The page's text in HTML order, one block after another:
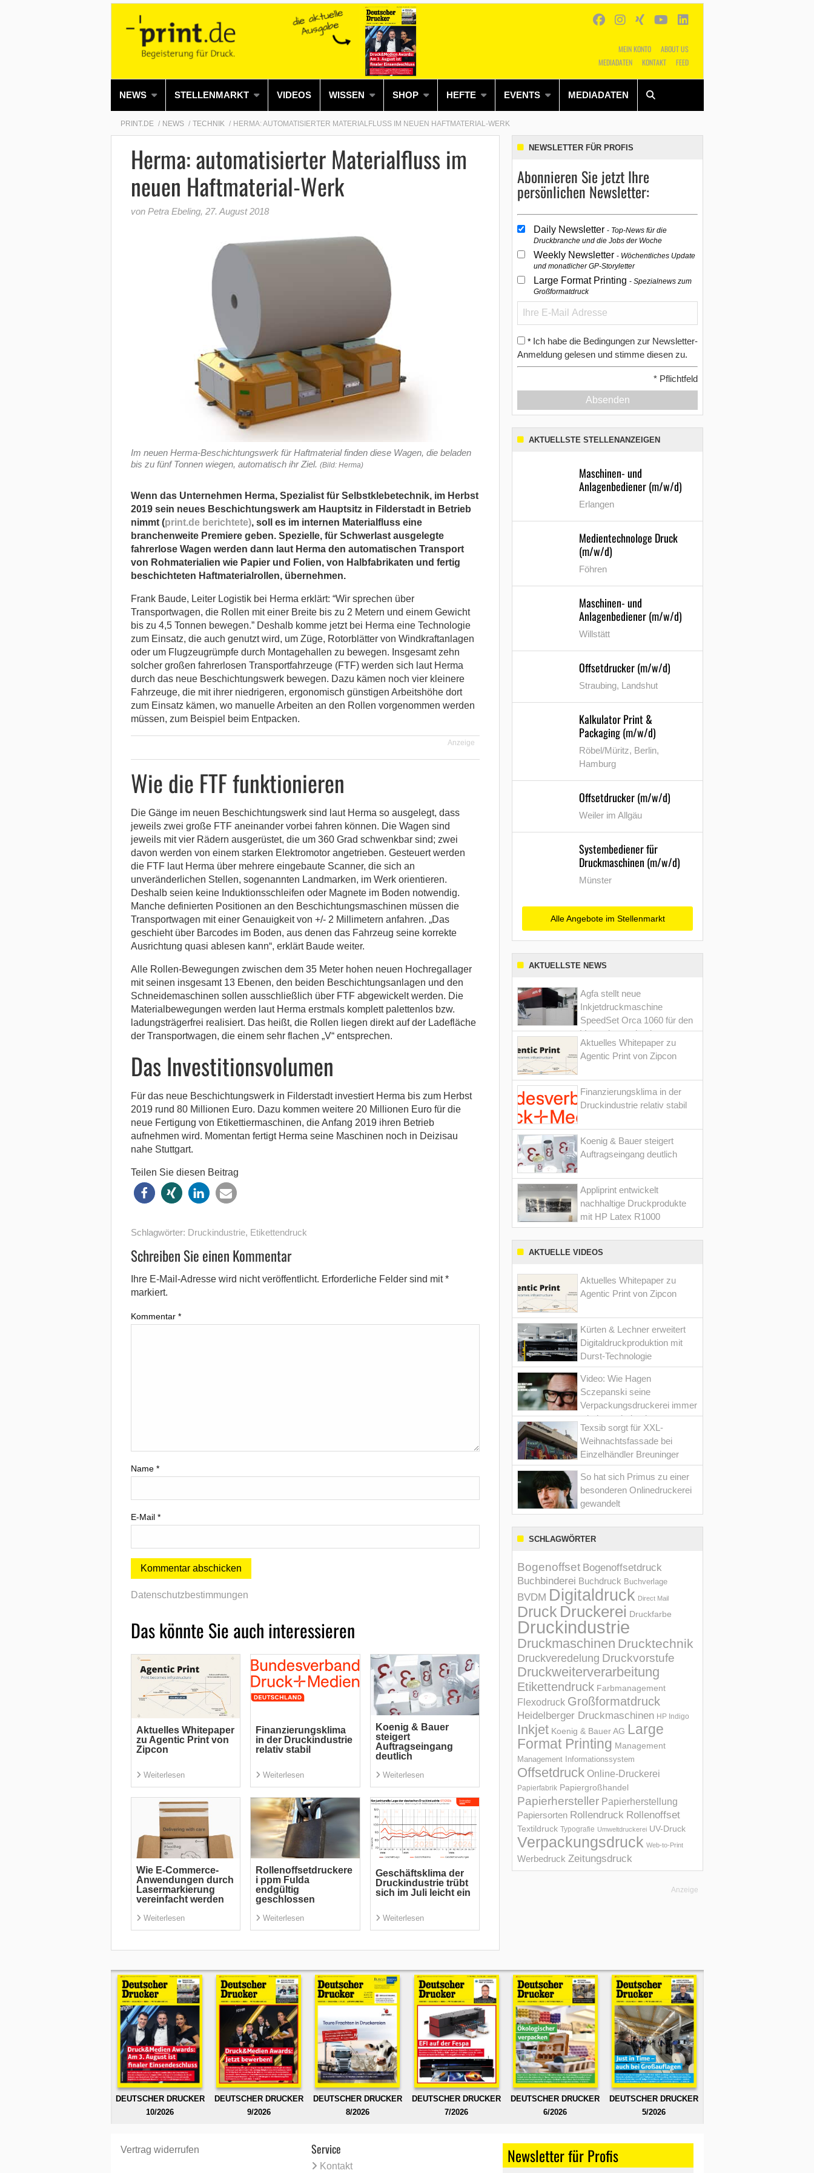
MEIN KONTO
ABOUT US
MEDIADATEN
KONTAKT FEED
NEWS STELLENMARKT VIDEOS WISSEN SHOP HEFTE EVENTS MEDIADATEN
Alles Shop SUCHEN
PRINT.DE NEWS TECHNIK HERMA: AUTOMATISIERTER MATERIALFLUSS IM NEUEN HAFTMATERIAL-WERK
Herma: automatisierter Materialfluss im
neuen Haftmaterial-Werk
von Petra Ebeling, 27. August 2018
Im neuen Herma-Beschichtungswerk für Haftmaterial finden diese Wagen, die beladen
bis zu fünf Tonnen wiegen, automatisch ihr Ziel. (Bild: Herma)
Wenn das Unternehmen Herma, Spezialist für Selbstklebetechnik, im Herbst
2019 sein neues Beschichtungswerk am Hauptsitz in Filderstadt in Betrieb
nimmt (print.de berichtete), soll es im internen Materialfluss eine
branchenweite Premiere geben. Spezielle, für Schwerlast ausgelegte
fahrerlose Wagen werden dann laut Herma den automatischen Transport
von Rohmaterialien wie Papier und Folien, von Halbfabrikaten und fertig
beschichteten Haftmaterialrollen, übernehmen.
Frank Baude, Leiter Logistik bei Herma erklärt: “Wir sprechen über
Transportwagen, die Rollen mit einer Breite bis zu 2 Metern und einem Gewicht
bis zu 4,5 Tonnen bewegen.” Deshalb komme jetzt bei Herma eine Technologie
zum Einsatz, die auch genutzt wird, um Züge, Rotorblätter von Windkraftanlagen
oder um Flugzeugrümpfe durch Montagehallen zu bewegen. Insgesamt zehn
solcher großen fahrerlosen Transportfahrzeuge (FTF) werden sich laut Herma
durch das neue Beschichtungswerk bewegen. Dazu kämen noch vier kleinere
Fahrzeuge, die mit ihrer niedrigeren, ergonomisch günstigen Arbeitshöhe dort
zum Einsatz kämen, wo manuelle Arbeiten an den Rollen vorgenommen werden
müssen, zum Beispiel beim Entpacken.
Anzeige
Wie die FTF funktionieren
Die Gänge im neuen Beschichtungswerk sind laut Herma so ausgelegt, dass
jeweils zwei große FTF aneinander vorbei fahren können. Die Wagen sind
jeweils mit vier Rädern ausgerüstet, die um 360 Grad schwenkbar sind; zwei
davon werden von einem starken Elektromotor angetrieben. Gesteuert werden
die FTF laut Herma über mehrere eingebaute Scanner, die sich an
unveränderlichen Stellen, sogenannten Landmarken, im Werk orientieren.
Deshalb seien keine Induktionsschleifen oder Magnete im Boden notwendig.
Manche definierten Positionen an den Beschichtungsmaschinen müssen die
Transportwagen mit einer Genauigkeit von +/- 2 Millimetern anfahren. „Das
geschieht über Barcodes im Boden, aus denen das Fahrzeug seine korrekte
Ausrichtung quasi ablesen kann“, erklärt Baude weiter.
Alle Rollen-Bewegungen zwischen dem 35 Meter hohen neuen Hochregallager
mit seinen insgesamt 13 Ebenen, den beiden Beschichtungsanlagen und den
Schneidemaschinen sollen ausschließlich über FTF abgewickelt werden. Die
Materialbewegungen werden laut Herma erstmals komplett palettenlos bzw.
ladungsträgerfrei realisiert. Das heißt, die Rollen liegen direkt auf der Ladefläche
der Transportwagen, die einem sehr flachen „V“ entsprechen.
Das Investitionsvolumen
Für das neue Beschichtungswerk in Filderstadt investiert Herma bis zum Herbst
2019 rund 80 Millionen Euro. Dazu kommen weitere 20 Millionen Euro für die
neue Fertigung von Etikettiermaschinen, die Anfang 2019 ihren Betrieb
aufnehmen wird. Momentan fertigt Herma seine Maschinen noch in Deizisau
nahe Stuttgart.
Teilen Sie diesen Beitrag
Schlagwörter: Druckindustrie, Etikettendruck
Schreiben Sie einen Kommentar
Ihre E-Mail-Adresse wird nicht veröffentlicht. Erforderliche Felder sind mit*
markiert.
Kommentar *
Name *
E-Mail *
Datenschutzbestimmungen
Das könnte Sie auch interessieren
Aktuelles Whitepaper
zu Agentic Print von
Zipcon
Weiterlesen
Finanzierungsklima
in der Druckindustrie
relativ stabil
Weiterlesen
Koenig & Bauer
steigert
Auftragseingang
deutlich
Weiterlesen
Wie E-Commerce-
Anwendungen durch
Lasermarkierung
vereinfacht werden
Weiterlesen
Rollenoffsetdruckere
i ppm Fulda
endgültig
geschlossen
Weiterlesen
Geschäftsklima der
Druckindustrie trübt
sich im Juli leicht ein
Weiterlesen
NEWSLETTER FÜR PROFIS
Abonnieren Sie jetzt Ihre
persönlichen Newsletter:
Daily Newsletter Top-News für die
Druckbranche und die Jobs der Woche
Weekly Newsletter Wöchentliches Update
und monatlicher GP-Storyletter
Large Format Printing Spezialnews zum
Großformatdruck
* Ich habe die Bedingungen zur Newsletter-
Anmeldung gelesen und stimme diesen zu.
* Pflichtfeld
Absenden
AKTUELLSTE STELLENANZEIGEN
Maschinen- und
Anlagenbediener (m/w/d)
Erlangen
Medientechnologe Druck
(m/w/d)
Föhren
Maschinen- und
Anlagenbediener (m/w/d)
Willstätt
Offsetdrucker (m/w/d)
Straubing, Landshut
Kalkulator Print &
Packaging (m/w/d)
Röbel/Müritz, Berlin,
Hamburg
Offsetdrucker (m/w/d)
Weiler im Allgäu
Systembediener für
Druckmaschinen (m/w/d)
Münster
Alle Angebote im Stellenmarkt
AKTUELLSTE NEWS
Agfa stellt neue
Inkjetdruckmaschine
SpeedSet Orca 1060 für den
Verpackungsdruck vor
Aktuelles Whitepaper zu
Agentic Print von Zipcon
Finanzierungsklima in der
Druckindustrie relativ stabil
Koenig & Bauer steigert
Auftragseingang deutlich
Appliprint entwickelt
nachhaltige Druckprodukte
mit HP Latex R1000
AKTUELLE VIDEOS
Aktuelles Whitepaper zu
Agentic Print von Zipcon
Kürten & Lechner erweitert
Digitaldruckproduktion mit
Durst-Technologie
Video: Wie Hagen
Sczepanski seine
Verpackungsdruckerei immer
wieder optimiert hat
Texsib sorgt für XXL-
Weihnachtsfassade bei
Einzelhändler Breuninger
So hat sich Primus zu einer
besonderen Onlinedruckerei
gewandelt
SCHLAGWÖRTER
Bogenoffset Bogenoffsetdruck
Buchbinderei Buchdruck Buchverlage
BVDM Digitaldruck Direct Mail
Druck Druckerei Druckfarbe
Druckindustrie
Druckmaschinen Drucktechnik
Druckveredelung Druckvorstufe
Druckweiterverarbeitung
Etikettendruck Farbmanagement
Flexodruck Großformatdruck
Heidelberger Druckmaschinen HP Indigo
Inkjet Koenig & Bauer AG Large
Format Printing Management
Management Informations­system
Offsetdruck Online-Druckerei
Papierfabrik Papiergroßhandel
Papierhersteller Papierherstellung
Papiersorten Rollendruck Rollenoffset
Textildruck Typografie Umweltdruckerei UV-Druck
Verpackungsdruck Web-to-Print
Werbedruck Zeitungsdruck
Anzeige
DEUTSCHER DRUCKER
10/2026
DEUTSCHER DRUCKER
9/2026
DEUTSCHER DRUCKER
8/2026
DEUTSCHER DRUCKER
7/2026
DEUTSCHER DRUCKER
6/2026
DEUTSCHER DRUCKER
5/2026
Vertrag widerrufen Service
Kontakt Newsletter für Profis